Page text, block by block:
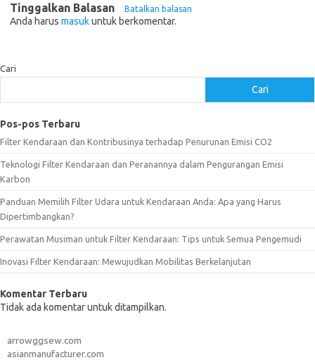
Tinggalkan Balasan Batalkan balasan
Anda harus masukuntuk berkomentar.
Cari
Cari
Pos-pos Terbaru
Filter Kendaraan dan Kontribusinya terhadap Penurunan Emisi CO2
Teknologi Filter Kendaraan dan Peranannya dalam Pengurangan Emisi
Karbon
Panduan Memilih Filter Udara untuk Kendaraan Anda: Apa yang Harus
Dipertimbangkan?
Perawatan Musiman untuk Filter Kendaraan: Tips untuk Semua Pengemudi
Inovasi Filter Kendaraan: Mewujudkan Mobilitas Berkelanjutan
Komentar Terbaru
Tidak ada komentar untuk ditampilkan.
arrowggsew.com
asianmanufacturer.com